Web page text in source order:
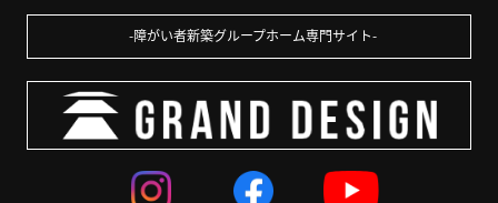
障がい者新築グループホーム専門サイト